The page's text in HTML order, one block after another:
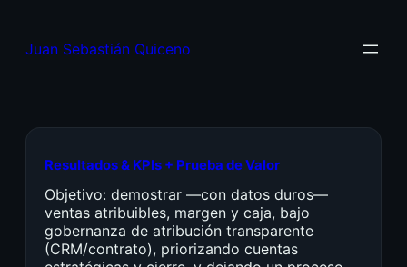
Juan Sebastián Quiceno
Resultados & KPIs + Prueba de Valor
Objetivo: demostrar —con datos duros—
ventas atribuibles, margen y caja, bajo
gobernanza de atribución transparente
(CRM/contrato), priorizando cuentas